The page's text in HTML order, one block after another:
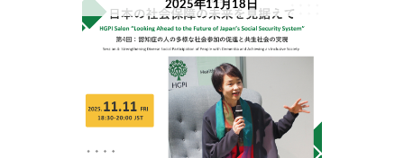
2025年11月18日